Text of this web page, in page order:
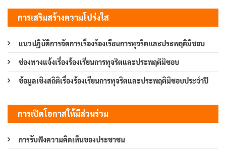
การเสริมสร้างความโปร่งใส
แนวปฏิบัติการจัดการเรื่องร้องเรียนการทุจริตและประพฤติมิชอบ
ช่องทางแจ้งเรื่องร้องเรียนการทุจริตและประพฤติมิชอบ
ข้อมูลเชิงสถิติเรื่องร้องเรียนการทุจริตและประพฤติมิชอบประจำปี
การเปิดโอกาสให้มีส่วนร่วม
การรับฟังความคิดเห็นของประชาชน